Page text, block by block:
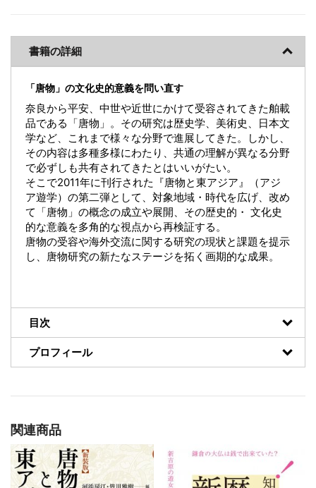
書籍の詳細
「唐物」の文化史的意義を問い直す
奈良から平安、中世や近世にかけて受容されてきた舶載
品である「唐物」。その研究は歴史学、美術史、日本文
学など、これまで様々な分野で進展してきた。しかし、
その内容は多種多様にわたり、共通の理解が異なる分野
で必ずしも共有されてきたとはいいがたい。
そこで2011年に刊行された『唐物と東アジア』（アジ
ア遊学）の第二弾として、対象地域・時代を広げ、改め
て「唐物」の概念の成立や展開、その歴史的・ 文化史
的な意義を多角的な視点から再検証する。
唐物の受容や海外交流に関する研究の現状と課題を提示
し、唐物研究の新たなステージを拓く画期的な成果。
目次
プロフィール
関連商品